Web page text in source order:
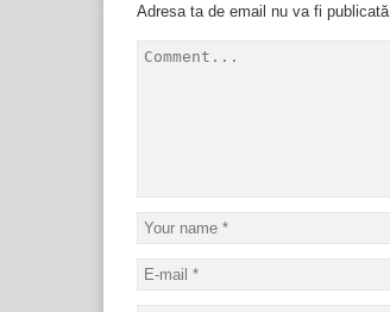
Adresa ta de email nu va fi publicată.